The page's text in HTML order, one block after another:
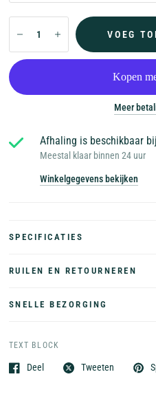
VOEG
Meer
Afhaling is beschikbaar bij
Meestal klaar binnen 24 uur
Winkelgegevens bekijken
SPECIFICATIES
RUILEN EN RETOURNEREN
SNELLE BEZORGING
TEXT BLOCK
Deel Tweeten